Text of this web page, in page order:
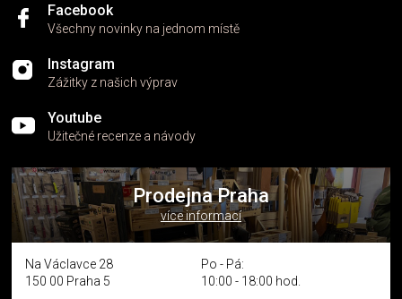
Facebook
Všechny novinky na jednom místě
Instagram
Zážitky z našich výprav
Youtube
Užitečné recenze a návody
Prodejna Praha
více informací
Na Václavce 28
150 00 Praha 5
Po - Pá:
10:00 - 18:00 hod.